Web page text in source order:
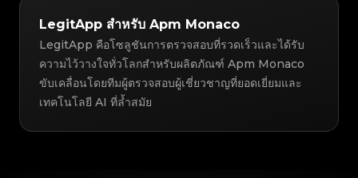
LegitApp สำหรับ Apm Monaco
LegitApp คือโซลูชันการตรวจสอบที่รวดเร็วและได้รับ
ความไว้วางใจทั่วโลกสำหรับผลิตภัณฑ์ Apm Monaco
ขับเคลื่อนโดยทีมผู้ตรวจสอบผู้เชี่ยวชาญที่ยอดเยี่ยมและ
เทคโนโลยี AI ที่ล้ำสมัย